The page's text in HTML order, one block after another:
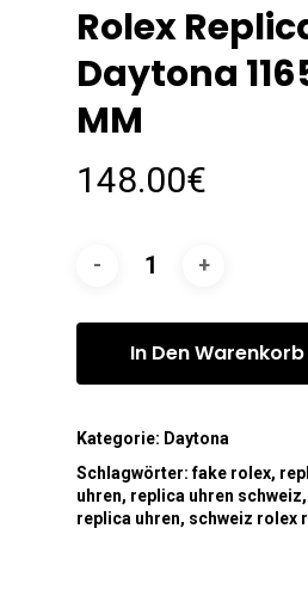
Rolex
Daytona
MM
148.00€
In Den Warenkorb
Kategorie: Daytona
Schlagwörter:fake rolex,
uhren, replica uhren schweiz,
replica uhren, schweiz rolex